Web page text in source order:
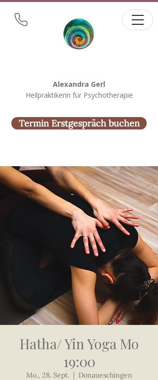
Alexandra Gerl
Heilpraktikerin für Psychotherapie
Termin Erstgespräch buchen
Hatha/ Yin Yoga Mo
19:00
Mo., 28. Sept.
  |
Donaueschingen